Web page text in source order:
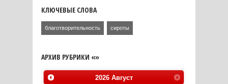
КЛЮЧЕВЫЕ СЛОВА
благотворительность сироты
АРХИВ РУБРИКИ «»
2026 Август